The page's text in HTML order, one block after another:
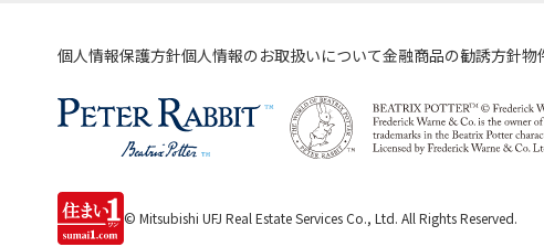
個人情報保護方針個人情報のお取扱いについて金融商品の勧誘方針物
© Mitsubishi UFJ Real Estate Services Co., Ltd. All Rights Reserved.